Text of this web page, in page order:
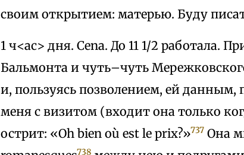
своим открытием: матерью. Буду
1 ч<ас> дня. Cena. До 11 1/2 работала.
Бальмонта и чуть–чуть
и, пользуясь позволением, ей
меня с визитом (входит она только
острит: «Oh bien où est le prix?»737Она
738